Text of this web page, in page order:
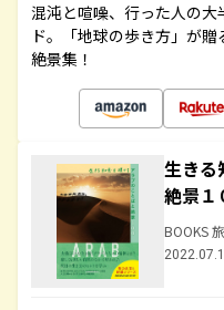
混沌と喧噪、行った人の
ド。「地球の歩き方」が
絶景集！
生きる
絶景１
BOOKS